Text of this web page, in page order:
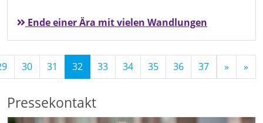
Ende einer Ära mit vielen Wandlungen
30 31 32(Standort)
33 34 35 36 37 » »
Pressekontakt